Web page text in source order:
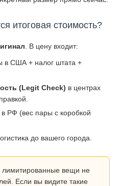
итоговая стоимость?
. В цену входит:
в США + налог штата +
(Legit Check) в центрах
РФ (вес пары с коробкой
до вашего города.
лимитированные вещи не
Если вы видите такие